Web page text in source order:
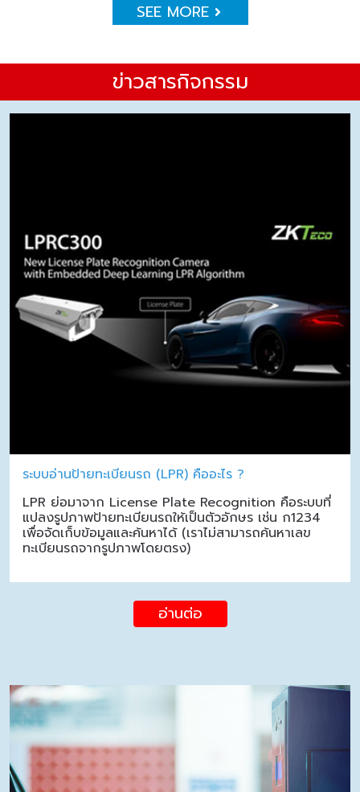
SEE MORE
ข่าวสารกิจกรรม
ระบบอ่านป้ายทะเบียนรถ (LPR) คืออะไร ?
LPR ย่อมาจาก License Plate Recognition คือระบบที่
แปลงรูปภาพป้ายทะเบียนรถให้เป็นตัวอักษร เช่น ก1234
เพื่อจัดเก็บข้อมูลและค้นหาได้ (เราไม่สามารถค้นหาเลข
ทะเบียนรถจากรูปภาพโดยตรง)
อ่านต่อ